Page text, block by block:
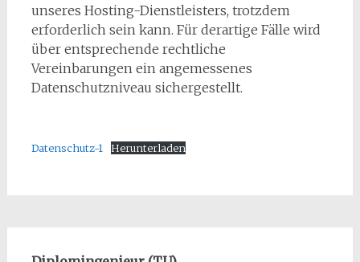
unseres Hosting-Dienstleisters, trotzdem
erforderlich sein kann. Für derartige Fälle wird
über entsprechende rechtliche
Vereinbarungen ein angemessenes
Datenschutzniveau sichergestellt.
Datenschutz-1 Herunterladen